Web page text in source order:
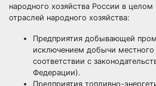
народного хозяйства России в целом
отраслей народного хозяйства:
Предприятия добывающей
исключением добычи
соответствии с
Федерации).
Предприятия топливно-